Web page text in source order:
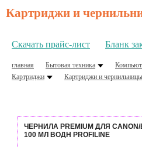
Картриджи и
Скачать прайс-лист Бланк
главная Бытовая техника
Картриджи
Картриджи и
ЧЕРНИЛА PREMIUM ДЛЯ CANON/
100 МЛ ВОДН PROFILINE